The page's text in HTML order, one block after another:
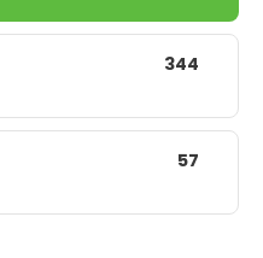
344
57